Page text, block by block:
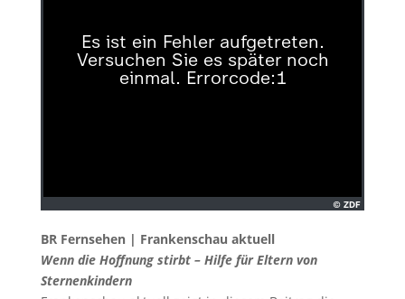
BR Fernsehen | Frankenschau aktuell
Wenn die Hoffnung stirbt – Hilfe für Eltern von
Sternenkindern